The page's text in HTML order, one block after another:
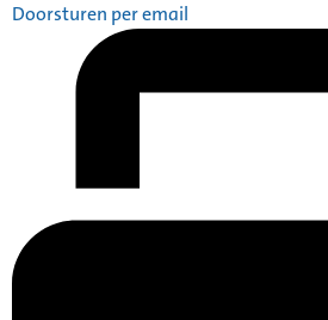
Doorsturen per email